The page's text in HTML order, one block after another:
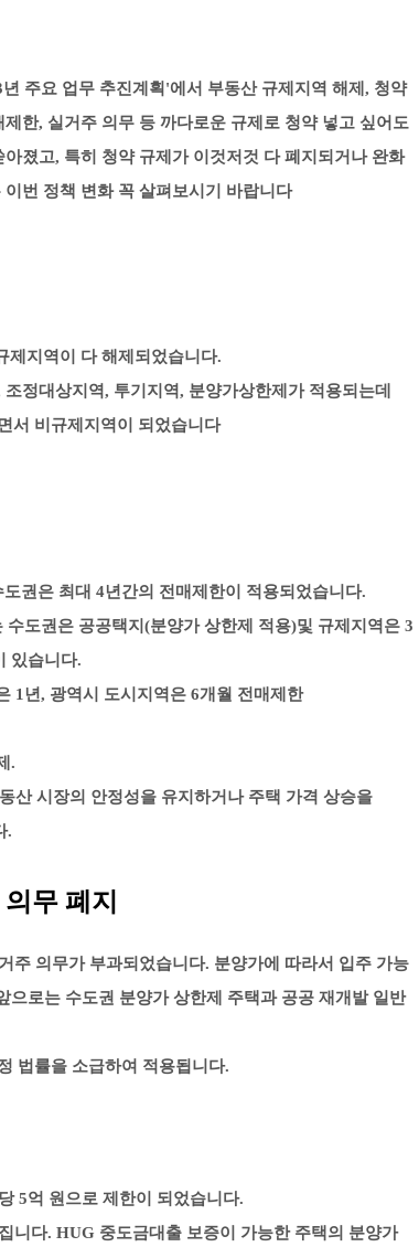
주요 업무 추진계획'에서 부동산 규제지역 해제, 청약
한, 실거주 의무 등 까다로운 규제로 청약 넣고 싶어도
졌고, 특히 청약 규제가 이것저것 다 폐지되거나 완화
번 정책 변화 꼭 살펴보시기 바랍니다
제지역이 다 해제되었습니다.
정대상지역, 투기지역, 분양가상한제가 적용되는데
서 비규제지역이 되었습니다
권은 최대 4년간의 전매제한이 적용되었습니다.
도권은 공공택지(분양가 상한제 적용)및 규제지역은 3
있습니다.
1년, 광역시 도시지역은 6개월 전매제한
.
동산 시장의 안정성을 유지하거나 주택 가격 상승을
.
무 폐지
주 의무가 부과되었습니다. 분양가에 따라서 입주 가능
으로는 수도권 분양가 상한제 주택과 공공 재개발 일반
법률을 소급하여 적용됩니다.
5억 원으로 제한이 되었습니다.
니다. HUG 중도금대출 보증이 가능한 주택의 분양가